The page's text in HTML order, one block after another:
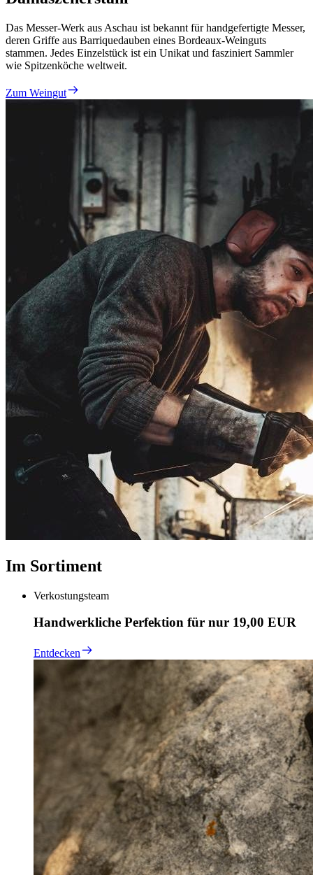
Das Messer-Werk aus Aschau ist bekannt für handgefertigte Messer,
deren Griffe aus Barriquedauben eines Bordeaux-Weinguts
stammen. Jedes Einzelstück ist ein Unikat und fasziniert Sammler
wie Spitzenköche weltweit.
Zum Weingut
Im Sortiment
Verkostungsteam
Handwerkliche Perfektion für nur 19,00 EUR
Entdecken